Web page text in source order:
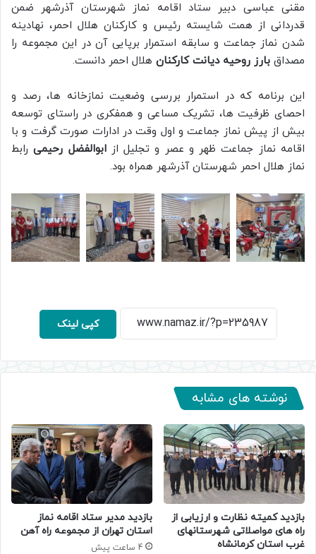
مقنی عباسی دبیر ستاد اقامه نماز شهرستان آذرشهر ضمن
قدردانی از همت شایسته رئیس و کارکنان هلال احمر، نهادینه
شدن نماز جماعت و سابقه استمرار برپایی آن در این مجموعه را
مصداق بارز روحیه دیانت کارکنان هلال احمر دانست.
این برنامه که در استمرار بررسی وضعیت نمازخانه ها، رصد و
احصای ظرفیت ها، تشریک مساعی و همفکری در راستای توسعه
بیش از پیش نماز جماعت و اول وقت در ادارات صورت گرفت و با
اقامه نماز جماعت ظهر و عصر و تجلیل ازابوالفضل رحیمیرابط
نماز هلال احمر شهرستان آذرشهر همراه بود.
کپی لینک
نوشته های مشابه
بازدید کمیته نظارت و ارزیابی از
راه های مواصلاتی شهرستانهای
غرب استان کرمانشاه
بازدید مدیر ستاد اقامه نماز
استان تهران از مجموعه راه آهن
4 ساعت پیش